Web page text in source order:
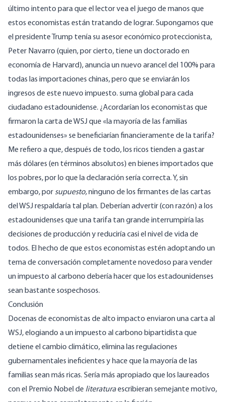
último intento para que el lector vea el juego de manos que
estos economistas están tratando de lograr. Supongamos que
el presidente Trump tenía su asesor económico proteccionista,
Peter Navarro (quien, por cierto, tiene undoctorado en
economía de Harvard), anuncia un nuevo arancel del 100% para
todas las importaciones chinas, pero que se enviarán los
ingresos de este nuevo impuesto. suma global para cada
ciudadano estadounidense. ¿Acordarían los economistas que
firmaron la carta de WSJ que «la mayoría de las familias
estadounidenses» se beneficiarían financieramente de la tarifa?
Me refiero a que, después de todo, los ricos tienden a gastar
más dólares (en términos absolutos) en bienes importados que
los pobres, por lo que la declaración sería correcta. Y, sin
embargo, por supuesto,ninguno de los firmantes de las cartas
del WSJ respaldaría tal plan. Deberían advertir (con razón) a los
estadounidenses que una tarifa tan grande interrumpiría las
decisiones de producción y reduciría casi el nivel de vida de
todos. El hecho de que estos economistas estén adoptando un
tema de conversación completamente novedoso para vender
un impuesto al carbono debería hacer que los estadounidenses
sean bastante sospechosos.
Conclusión
Docenas de economistas de alto impacto enviaron una carta al
WSJ, elogiando a un impuesto al carbono bipartidista que
detiene el cambio climático, elimina las regulaciones
gubernamentales ineficientes y hace que la mayoría de las
familias sean más ricas. Sería más apropiado que los laureados
con el Premio Nobel de literaturaescribieran semejante motivo,